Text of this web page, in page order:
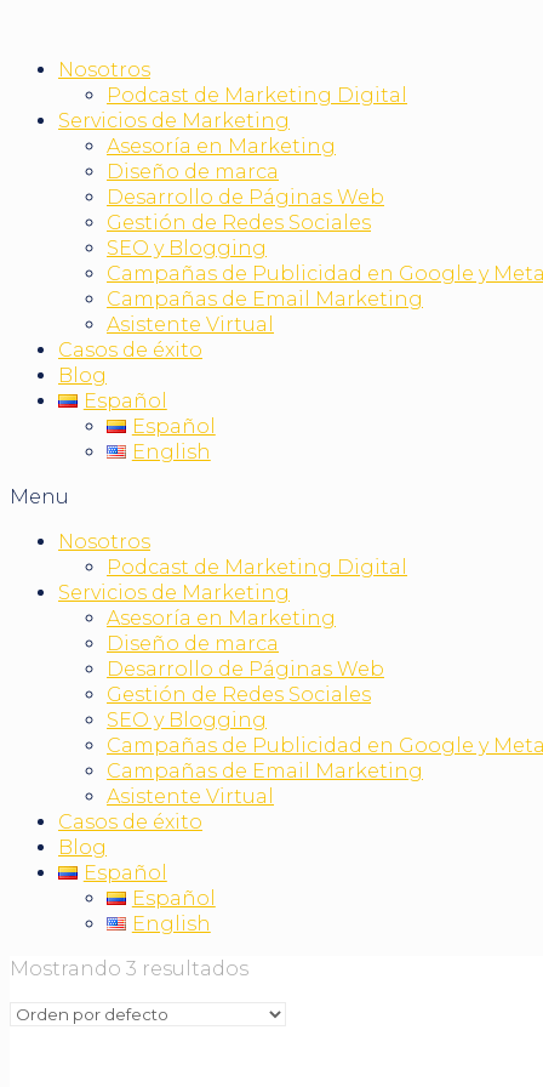
Nosotros
Podcast de Marketing Digital
Servicios de Marketing
Asesoría en Marketing
Diseño de marca
Desarrollo de Páginas Web
Gestión de Redes Sociales
SEO y Blogging
Campañas de Publicidad en Google y
Campañas de Email Marketing
Asistente Virtual
Casos de éxito
Blog
Español
Español
English
Menu
Nosotros
Podcast de Marketing Digital
Servicios de Marketing
Asesoría en Marketing
Diseño de marca
Desarrollo de Páginas Web
Gestión de Redes Sociales
SEO y Blogging
Campañas de Publicidad en Google y
Campañas de Email Marketing
Asistente Virtual
Casos de éxito
Blog
Español
Español
English
Mostrando 3 resultados